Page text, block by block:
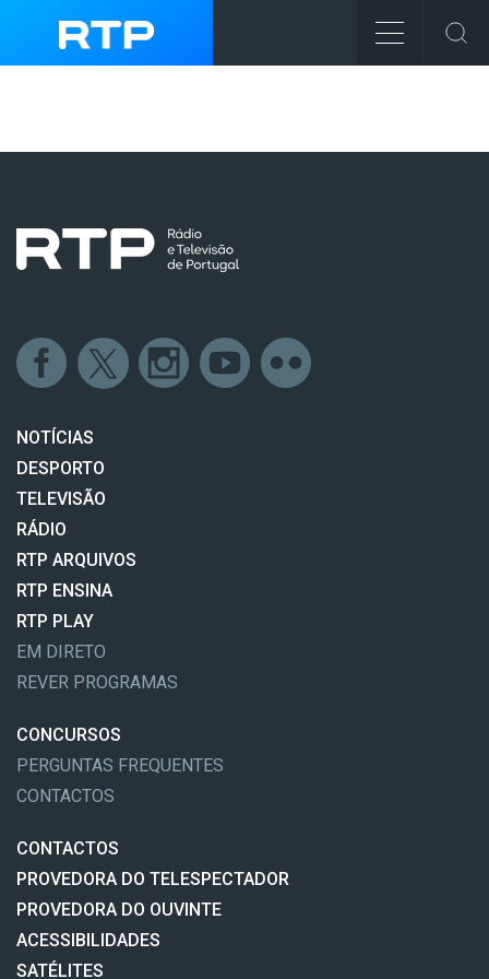
NOTÍCIAS
DESPORTO
TELEVISÃO
RÁDIO
RTP ARQUIVOS
RTP ENSINA
RTP PLAY
EM DIRETO
REVER PROGRAMAS
CONCURSOS
PERGUNTAS FREQUENTES
CONTACTOS
CONTACTOS
PROVEDORA DO TELESPECTADOR
PROVEDORA DO OUVINTE
ACESSIBILIDADES
SATÉLITES